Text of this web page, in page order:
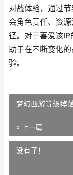
对战体验，通过
会角色责任、资
径。对于喜爱该
助于在不断变化
验。
梦幻西游等级掉
« 上一篇
没有了！